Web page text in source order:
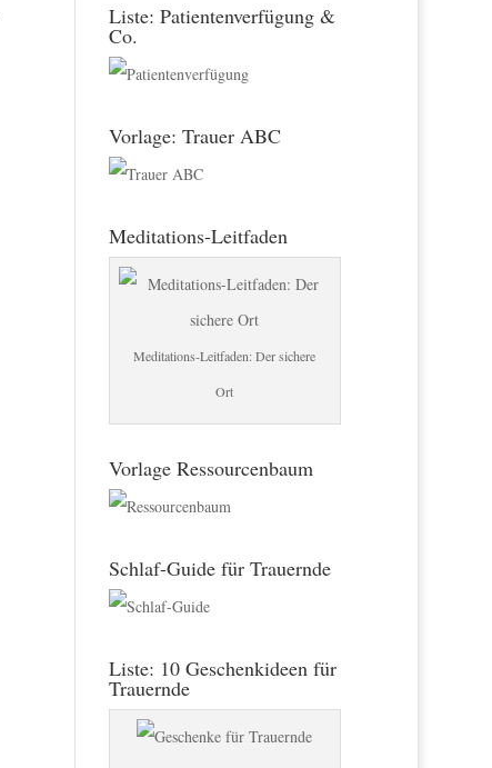
Liste: Patientenverfügung &
Co.
Vorlage: Trauer ABC
Meditations-Leitfaden
Meditations-Leitfaden: Der sichere
Ort
Vorlage Ressourcenbaum
Schlaf-Guide für Trauernde
Liste: 10 Geschenkideen für
Trauernde